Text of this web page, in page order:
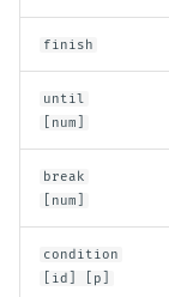
finish
until
[num]
break
[num]
condition
[id] [p]